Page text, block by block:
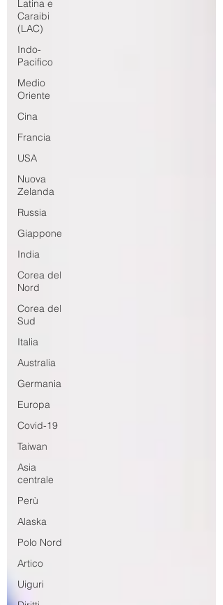
Latina e
Caraibi
(LAC)
Indo-
Pacifico
Medio
Oriente
Cina
Francia
USA
Nuova
Zelanda
Russia
Giappone
India
Corea del
Nord
Corea del
Sud
Italia
Australia
Germania
Europa
Covid-19
Taiwan
Asia
centrale
Perù
Alaska
Polo Nord
Artico
Uiguri